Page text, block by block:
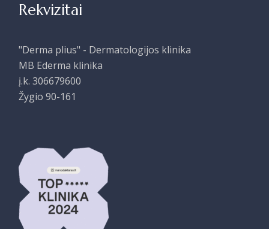
Rekvizitai
"Derma plius" - Dermatologijos klinika
MB Ederma klinika
į.k. 306679600
Žygio 90-161